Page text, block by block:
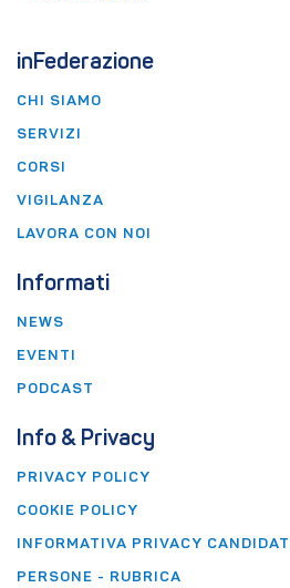
inFederazione
CHI SIAMO
SERVIZI
CORSI
VIGILANZA
LAVORA CON NOI
Informati
NEWS
EVENTI
PODCAST
Info & Privacy
PRIVACY POLICY
COOKIE POLICY
INFORMATIVA PRIVACY CANDIDATI
PERSONE - RUBRICA